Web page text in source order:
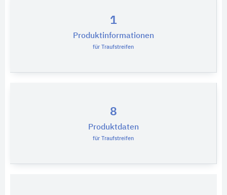
1
Produktinformationen
für Traufstreifen
8
Produktdaten
für Traufstreifen